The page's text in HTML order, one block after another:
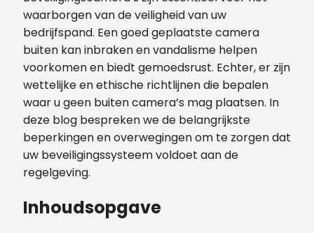
waarborgen van de veiligheid van uw
bedrijfspand. Een goed geplaatste camera
buiten kan inbraken en vandalisme helpen
voorkomen en biedt gemoedsrust. Echter, er zijn
wettelijke en ethische richtlijnen die bepalen
waar u geen buiten camera’s mag plaatsen. In
deze blog bespreken we de belangrijkste
beperkingen en overwegingen om te zorgen dat
uw beveiligingssysteem voldoet aan de
regelgeving.
Inhoudsopgave